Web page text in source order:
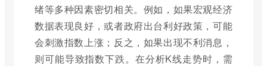
绪等多种因素密切相关。例如，如果宏观经济
数据表现良好，或者政府出台利好政策，可能
会刺激指数上涨；反之，如果出现不利消息，
则可能导致指数下跌。在分析K线走势时，需